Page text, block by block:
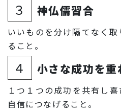
３ 神仏儒習合
いいものを分け隔てなく
ること。
４ 小さな成功を重
１つ１つの成功を共有し喜
自信につなげること。